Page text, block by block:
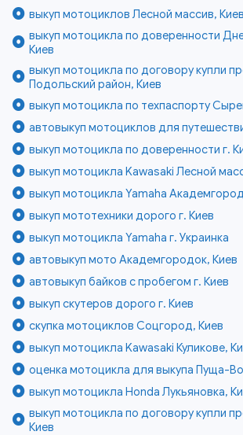
выкуп мотоциклов Лесной массив, Киев
выкуп мотоцикла по доверенности
Киев
выкуп мотоцикла по договору купли
Подольский район, Киев
выкуп мотоцикла по техпаспорту
автовыкуп мотоциклов для
выкуп мотоцикла по доверенности г.
выкуп мотоцикла Kawasaki Лесной
выкуп мотоцикла Yamaha
выкуп мототехники дорого г. Киев
выкуп мотоцикла Yamaha г. Украинка
автовыкуп мото Академгородок, Киев
автовыкуп байков с пробегом г. Киев
выкуп скутеров дорого г. Киев
скупка мотоциклов Соцгород, Киев
выкуп мотоцикла Kawasaki Куликове,
оценка мотоцикла для выкупа Пуща-
выкуп мотоцикла Honda Лукьяновка,
выкуп мотоцикла по договору купли
Киев